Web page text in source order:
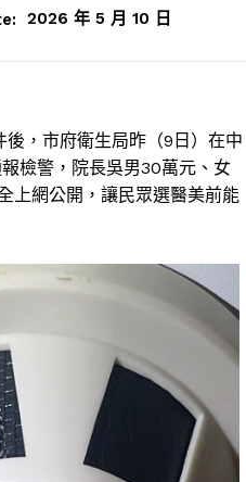
2026 年 5 月 10 日
後，市府衛生局昨（9日）在中
檢警，院長吳男30萬元、女
上網公開，讓民眾選醫美前能